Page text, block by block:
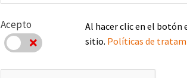
periódicamente la calidad del servicio,
inconvenientes en los servicios
físicos, electrónicos, mensajes al celular
Acepto
Acepto
Al hacer clic en el botón
sitio. Políticas de